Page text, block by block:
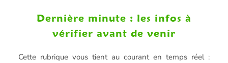
Dernière minute : les infos à
vérifier avant de venir
Cette rubrique vous tient au courant en temps réel :